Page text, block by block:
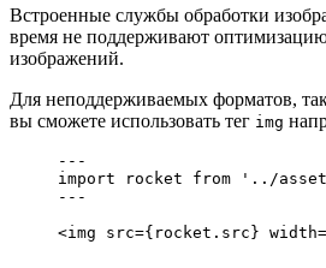
Встроенные службы обработки
время не поддерживают
изображений.
Для неподдерживаемых форматов,
вы сможете использовать тег img
---
import rocket from ' ../
---
<img src={ rocket . src } width=